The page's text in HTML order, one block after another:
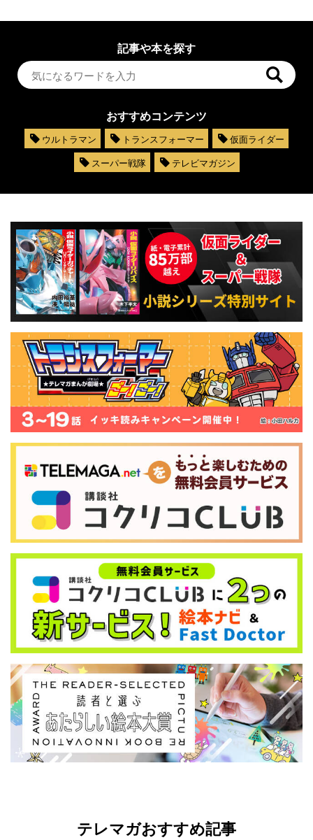
記事や本を探す
おすすめコンテンツ
ウルトラマン トランスフォーマー
仮面ライダー
スーパー戦隊
テレビマガジン
テレマガおすすめ記事